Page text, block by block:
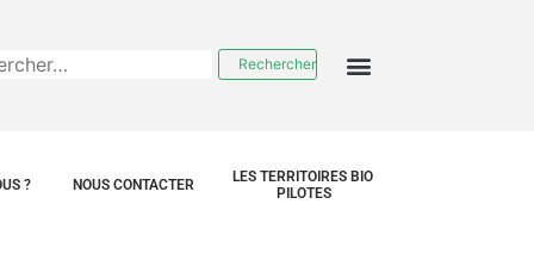
? NOUS CONTACTER
LES TERRITOIRES BIO
PILOTES